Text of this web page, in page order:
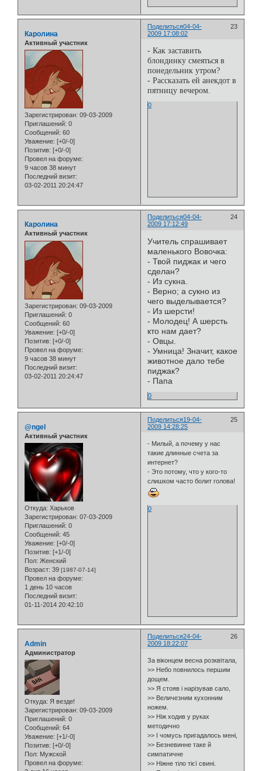
Поделиться 23
04-04-
2009 17:08:02
Каролина
Активный участник
Зарегистрирован: 09-03-2009
Приглашений: 0
Сообщений: 60
Уважение: [+0/-0]
Позитив: [+0/-0]
Провел на форуме:
9 часов 38 минут
Последний визит:
03-02-2011 20:24:47
- Как заставить
блондинку смеяться в
понедельник утpом?
- Рассказать ей анекдот в
пятницу вечеpом.
0
Поделиться 24
04-04-
2009 17:12:49
Каролина
Активный участник
Зарегистрирован: 09-03-2009
Приглашений: 0
Сообщений: 60
Уважение: [+0/-0]
Позитив: [+0/-0]
Провел на форуме:
9 часов 38 минут
Последний визит:
03-02-2011 20:24:47
Учитель спрашивает
маленького Вовочка:
- Твой пиджак и чего
сделан?
- Из сукна.
- Верно; а сукно из
чего выделывается?
- Из шерсти!
- Молодец! А шерсть
кто нам дает?
- Овцы.
- Умница! Значит, какое
животное дало тебе
пиджак?
- Папа
0
Поделиться 25
19-04-
2009 14:28:25
@ngel
Активный участник
Откуда: Харьков
Зарегистрирован: 07-03-2009
Приглашений: 0
Сообщений: 45
Уважение: [+0/-0]
Позитив: [+1/-0]
Пол: Женский
Возраст: 39 [1987-07-14]
Провел на форуме:
1 день 10 часов
Последний визит:
01-11-2014 20:42:10
- Милый, а почему у нас
такие длинные счета за
интернет?
- Это потому, что у кого-то
слишком часто болит голова!
0
Поделиться 26
24-04-
2009 18:22:07
Admin
Администратор
Откуда: Я везде!
Зарегистрирован: 09-03-2009
Приглашений: 0
Сообщений: 64
Уважение: [+1/-0]
Позитив: [+0/-0]
Пол: Мужской
Провел на форуме:
За віконцем весна розквітала,
>> Небо повнилось першим
дощем.
>> Я стояв і нарізував сало,
>> Величезним кухонним
ножем.
>> Ніж ходив у руках
методично
>> І чомусь пригадалось мені,
>> Безневинне таке й
симпатичне
>> Ніжне тіло тієї свині.